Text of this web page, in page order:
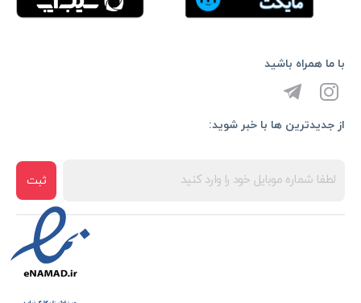
از جدیدترین ها با خبر شوید:
ثبت
با ما همراه باشید